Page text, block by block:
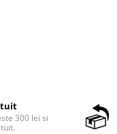
300 lei si